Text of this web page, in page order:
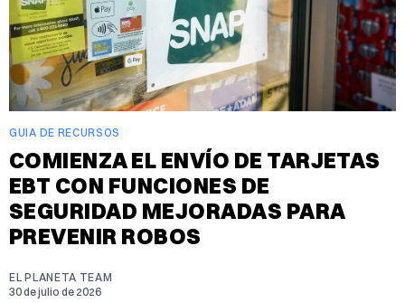
GUIA DE RECURSOS
COMIENZA EL ENVÍO DE TARJETAS
EBT CON FUNCIONES DE
SEGURIDAD MEJORADAS PARA
PREVENIR ROBOS
EL PLANETA TEAM
30 de julio de 2026